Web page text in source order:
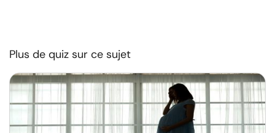
Plus de quiz sur ce sujet